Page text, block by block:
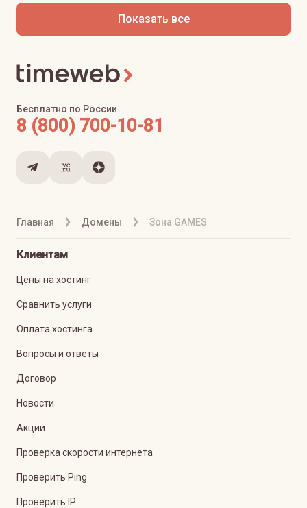
Показать все
Главная Домены Зона GAMES
Бесплатно по России
8 (800) 700-10-81
Клиентам
Цены на хостинг
Сравнить услуги
Оплата хостинга
Вопросы и ответы
Договор
Новости
Акции
Проверка скорости интернета
Проверить Ping
Проверить IP